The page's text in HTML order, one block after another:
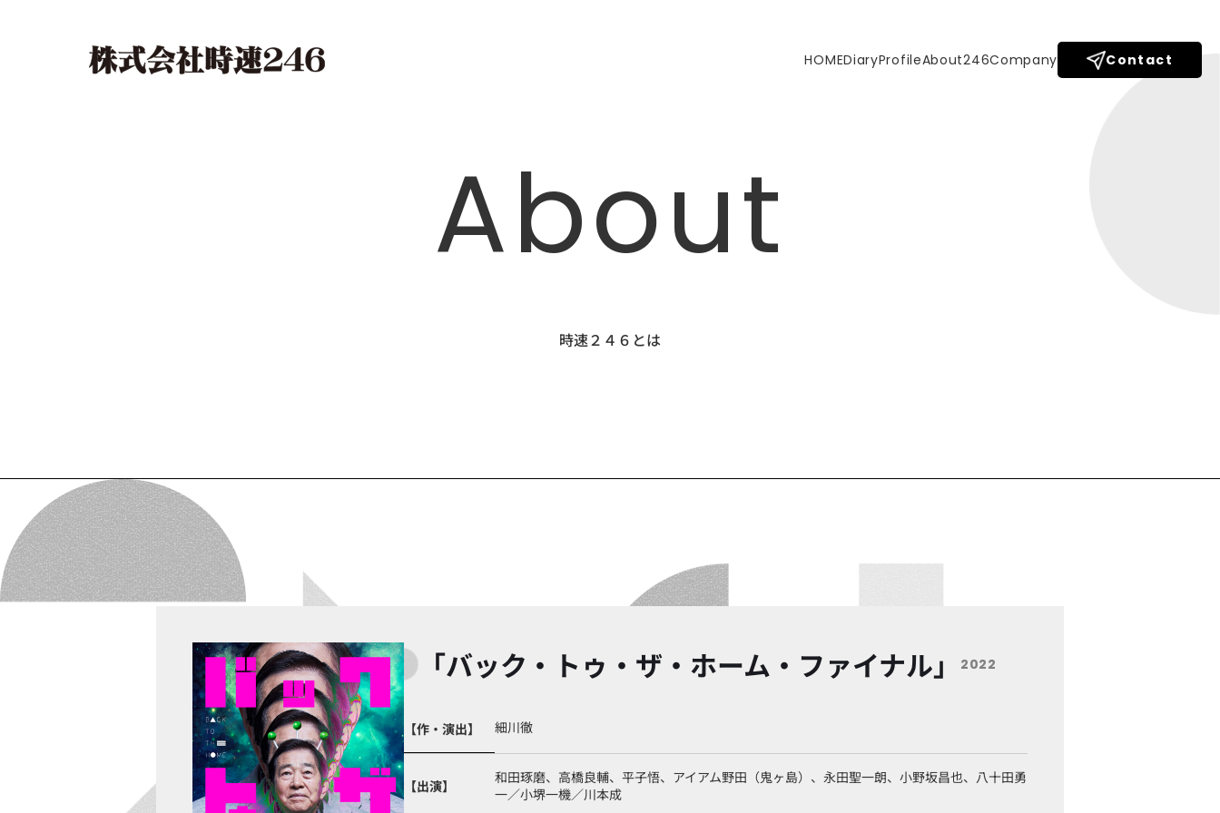
HOMEDiaryProfileAbout246Company Contact
About
時速２４６とは
「バック・トゥ・ザ・ホーム・ファイナル」 2022
【作・演出】 細川徹
【出演】
和田琢磨、高橋良輔、平子悟、アイアム野田（鬼ヶ島）、永田聖一朗、小野坂昌也、八十田勇
一／小堺一機／川本成